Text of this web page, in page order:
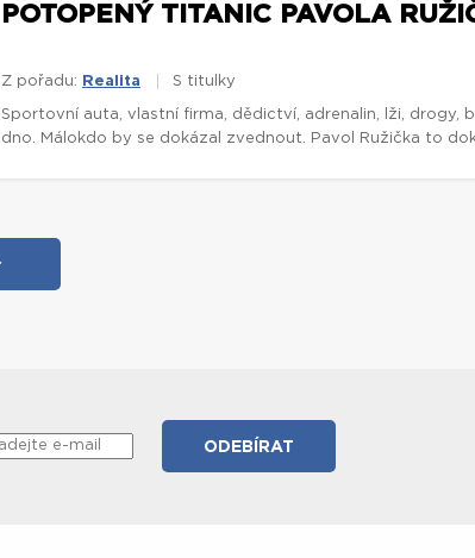
POTOPENÝ TITANIC PAVOLA
Z pořadu: Realita S titulky
Sportovní auta, vlastní firma, dědictví, adrenalin, lži, drogy,
dno. Málokdo by se dokázal zvednout. Pavol Ružička to